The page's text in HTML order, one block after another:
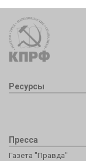
Ресурсы
Пресса
Газета "Правда"